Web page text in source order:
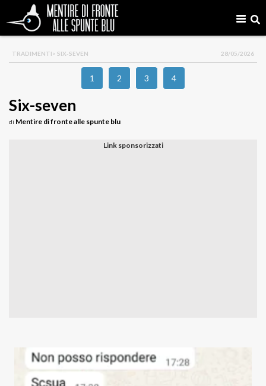
TRADIMENTI> SIX-SEVEN 28/05/2026
1 2 3 4
Six-seven
di Mentire di fronte alle spunte blu